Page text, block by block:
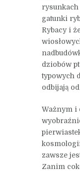
gatunki
Rybacy i
dziobów
typowych
odbijają
Ważnym i
zawsze
Zanim